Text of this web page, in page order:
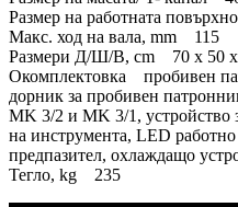
Размер на работната
Макс. ход на вала, mm 115
Размери Д/Ш/В, cm 70 x 50 x
Окомплектовка пробивен
дорник за пробивен
MK 3/2 и MK 3/1, устройство
на инструмента, LED
предпазител, охлаждащо
Тегло, kg 235